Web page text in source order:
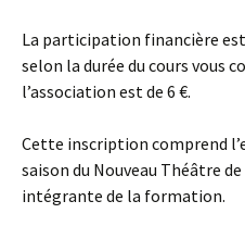
La participation financière
selon la durée du cours vous
l’association est de 6 €.
Cette inscription comprend
saison du Nouveau Théâtre
intégrante de la formation.